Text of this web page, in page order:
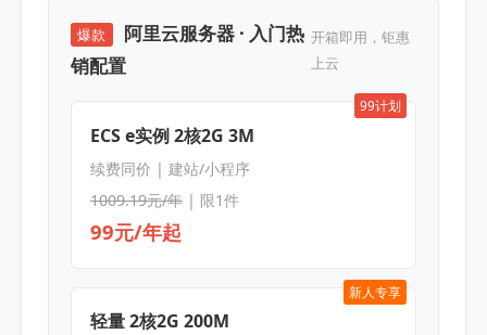
爆款
阿里云服务器 · 入门热
销配置
开箱即用，钜惠
上云
99计划
ECS e实例 2核2G 3M
续费同价 | 建站/小程序
1009.19元/年| 限1件
99元/年起
新人专享
轻量 2核2G 200M